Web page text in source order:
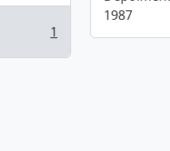
1
1987